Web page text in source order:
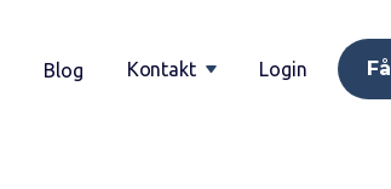
Blog Kontakt  Login